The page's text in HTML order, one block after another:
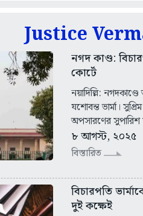
Justice
নগদ কাণ্ড:
কোর্টে
নয়াদিল্লি:
যশোবন্ত ভার্মা।
অপসারণের
৮ আগস্ট, ২০২৫
বিস্তারিত
বিচারপতি
দুই কক্ষেই